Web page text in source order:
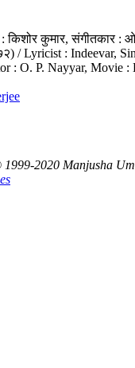
किशोर कुमार, संगीतकार :
/ Lyricist : Indeevar,
: O. P. Nayyar, Movie :
2020 Manjusha